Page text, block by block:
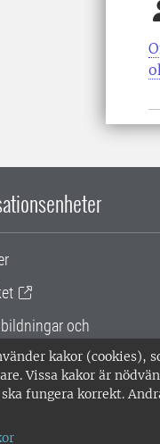
kakor (cookies),
Vissa kakor är
fungera korrekt.
och
verksamhetsstödet